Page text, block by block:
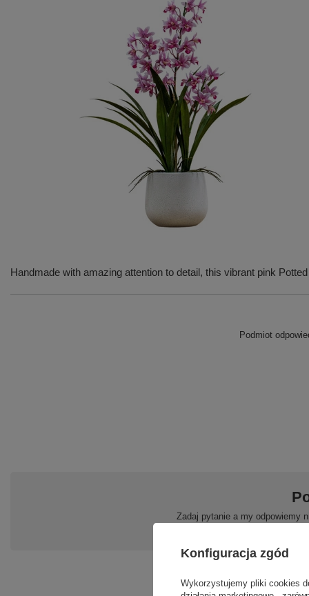
Handmade with amazing attention to detail, this vibrant pink
Podmiot
Zadaj pytanie a my odpowiemy
Konfiguracja zgód
Wykorzystujemy pliki cookies